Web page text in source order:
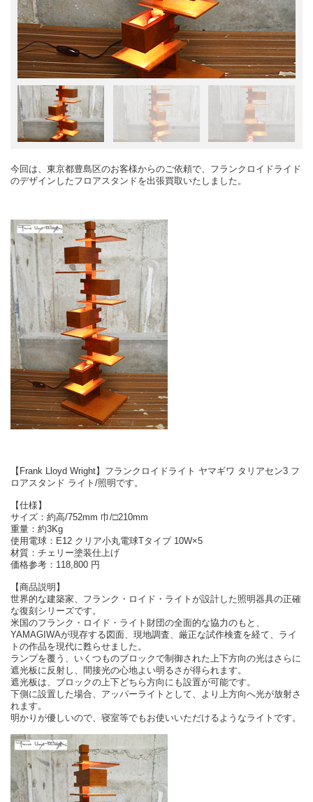
今回は、東京都豊島区のお客様からのご依頼で、フランクロイドライド
のデザインしたフロアスタンドを出張買取いたしました。
【Frank Lloyd Wright】フランクロイドライト ヤマギワ タリアセン3 フ
ロアスタンド ライト/照明です。
【仕様】
サイズ：約高/752mm 巾/□210mm
重量：約3Kg
使用電球：E12 クリア小丸電球Tタイプ 10W×5
材質：チェリー塗装仕上げ
価格参考：118,800 円
【商品説明】
世界的な建築家、フランク・ロイド・ライトが設計した照明器具の正確
な復刻シリーズです。
米国のフランク・ロイド・ライト財団の全面的な協力のもと、
YAMAGIWAが現存する図面、現地調査、厳正な試作検査を経て、ライ
トの作品を現代に甦らせました。
ランプを覆う、いくつものブロックで制御された上下方向の光はさらに
遮光板に反射し、間接光の心地よい明るさが得られます。
遮光板は、ブロックの上下どちら方向にも設置が可能です。
下側に設置した場合、アッパーライトとして、より上方向へ光が放射さ
れます。
明かりが優しいので、寝室等でもお使いいただけるようなライトです。